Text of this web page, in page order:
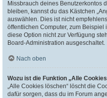
Missbrauch deines Benutzerkontos
bleiben, kannst du das Kästchen
auswählen. Dies ist nicht
öffentlichen Computer, zum Beispiel
diese Option nicht zur Verfügung
Board-Administration ausgeschaltet.
Nach oben
Wozu ist die Funktion „Alle
„Alle Cookies löschen“ löscht die
dafür sorgen, dass du im Forum